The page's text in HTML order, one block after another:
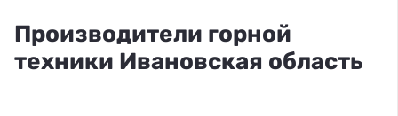
Производители горной
техники Ивановская область